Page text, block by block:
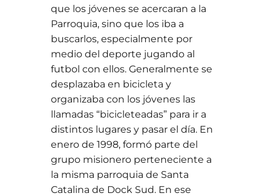
que los jóvenes se acercaran a la
Parroquia, sino que los iba a
buscarlos, especialmente por
medio del deporte jugando al
futbol con ellos. Generalmente se
desplazaba en bicicleta y
organizaba con los jóvenes las
llamadas “bicicleteadas” para ir a
distintos lugares y pasar el día. En
enero de 1998, formó parte del
grupo misionero perteneciente a
la misma parroquia de Santa
Catalina de Dock Sud. En ese